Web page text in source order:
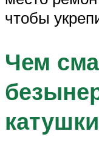
чтобы
Чем
катушки